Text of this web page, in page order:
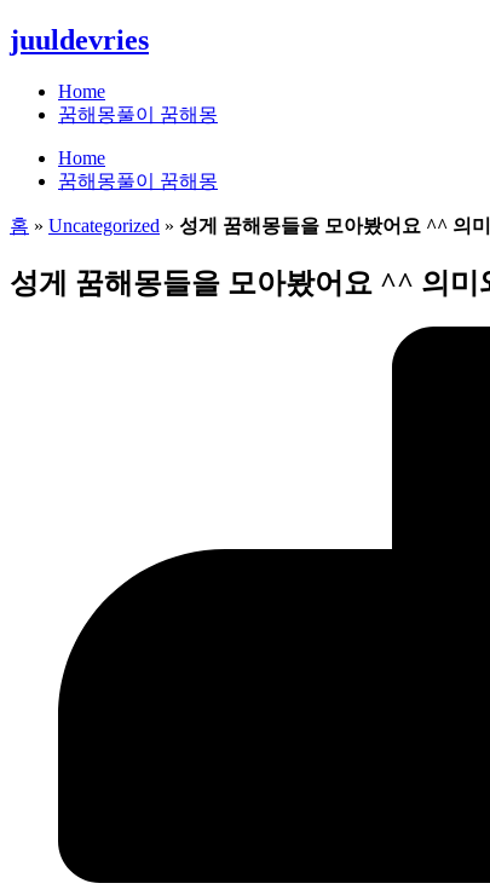
콘
텐
juuldevries
Home
꿈해몽풀이 꿈해몽
Home
꿈해몽풀이 꿈해몽
홈 » Uncategorized » 성게 꿈해몽들을 모아봤어요 ^^ 의
성게 꿈해몽들을 모아봤어요 ^^ 의미